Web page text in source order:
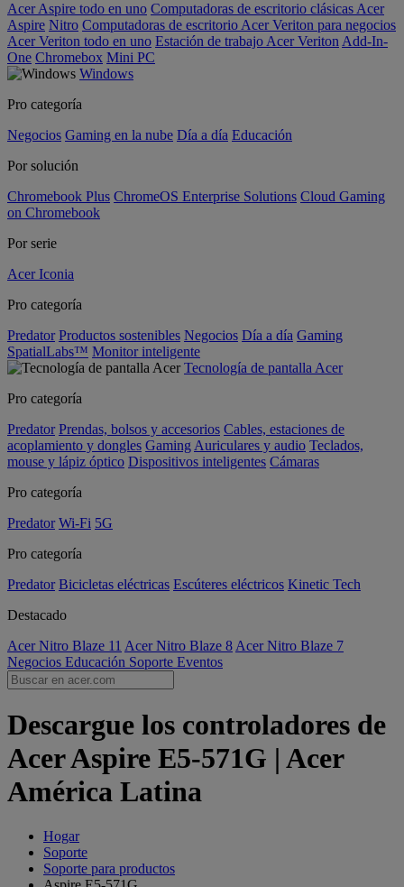
Acer Aspire todo en uno Computadoras de escritorio clásicas Acer
Aspire Nitro Computadoras de escritorio Acer Veriton para negocios
Acer Veriton todo en uno Estación de trabajo Acer Veriton Add-In-
One Chromebox Mini PC
Windows
Pro categoría
Negocios Gaming en la nube Día a día Educación
Por solución
Chromebook Plus ChromeOS Enterprise Solutions Cloud Gaming
on Chromebook
Por serie
Acer Iconia
Pro categoría
Predator Productos sostenibles Negocios Día a día Gaming
SpatialLabs™ Monitor inteligente
Tecnología de pantalla Acer
Pro categoría
Predator Prendas, bolsos y accesorios Cables, estaciones de
acoplamiento y dongles Gaming Auriculares y audio Teclados,
mouse y lápiz óptico Dispositivos inteligentes Cámaras
Pro categoría
Predator Wi-Fi 5G
Pro categoría
Predator Bicicletas eléctricas Escúteres eléctricos Kinetic Tech
Destacado
Acer Nitro Blaze 11 Acer Nitro Blaze 8 Acer Nitro Blaze 7
Negocios Educación Soporte Eventos
Descargue los controladores de
Acer Aspire E5-571G | Acer
América Latina
Hogar
Soporte
Soporte para productos